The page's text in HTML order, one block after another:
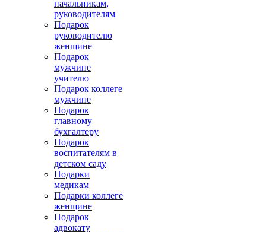
начальникам,
руководителям
Подарок
руководителю
женщине
Подарок
мужчине
учителю
Подарок коллеге
мужчине
Подарок
главному
бухгалтеру
Подарок
воспитателям в
детском саду
Подарки
медикам
Подарки коллеге
женщине
Подарок
адвокату